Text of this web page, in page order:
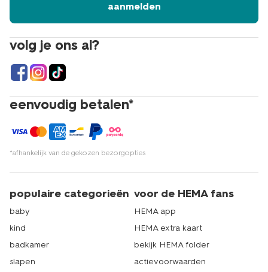
volg je ons al?
eenvoudig betalen*
*afhankelijk van de gekozen bezorgopties
aanmelden
populaire categorieën
baby
kind
badkamer
slapen
voor de HEMA fans
HEMA app
HEMA extra kaart
bekijk HEMA folder
actievoorwaarden